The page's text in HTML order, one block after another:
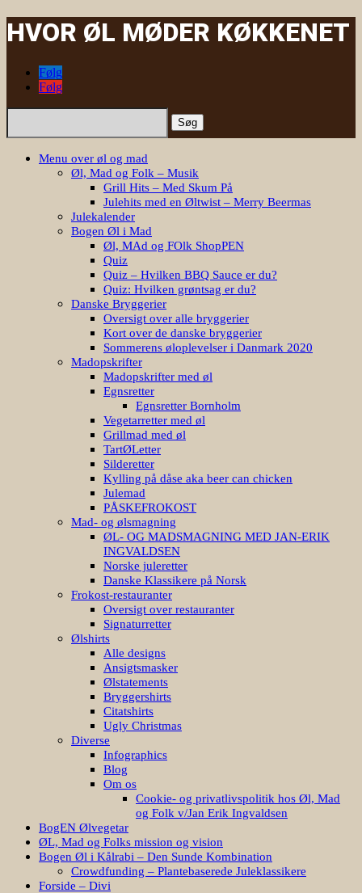
HVOR ØL MØDER KØKKENET
Følg
Følg
Søg
Menu over øl og mad
Øl, Mad og Folk – Musik
Grill Hits – Med Skum På
Julehits med en Øltwist – Merry Beermas
Julekalender
Bogen Øl i Mad
Øl, MAd og FOlk ShopPEN
Quiz
Quiz – Hvilken BBQ Sauce er du?
Quiz: Hvilken grøntsag er du?
Danske Bryggerier
Oversigt over alle bryggerier
Kort over de danske bryggerier
Sommerens øloplevelser i Danmark 2020
Madopskrifter
Madopskrifter med øl
Egnsretter
Egnsretter Bornholm
Vegetarretter med øl
Grillmad med øl
TartØLetter
Silderetter
Kylling på dåse aka beer can chicken
Julemad
PÅSKEFROKOST
Mad- og ølsmagning
ØL- OG MADSMAGNING MED JAN-ERIK
INGVALDSEN
Norske juleretter
Danske Klassikere på Norsk
Frokost-restauranter
Oversigt over restauranter
Signaturretter
Ølshirts
Alle designs
Ansigtsmasker
Ølstatements
Bryggershirts
Citatshirts
Ugly Christmas
Diverse
Infographics
Blog
Om os
Cookie- og privatlivspolitik hos Øl, Mad
og Folk v/Jan Erik Ingvaldsen
BogEN Ølvegetar
ØL, Mad og Folks mission og vision
Bogen Øl i Kålrabi – Den Sunde Kombination
Crowdfunding – Plantebaserede Juleklassikere
Forside – Divi